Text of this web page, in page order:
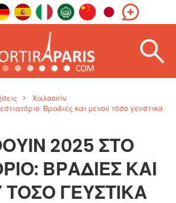
Χαλοουίν
Βραδιές και μενού τόσο γευστικά
2025 ΣΤΟ
ΒΡΑΔΙΈΣ ΚΑΙ
ΓΕΥΣΤΙΚΆ